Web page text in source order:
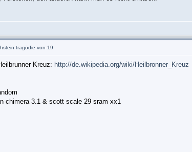
tragödie von 19
Kreuz: http://de.wikipedia.org/wiki/Heilbronner_Kreuz
chimera 3.1 & scott scale 29 sram xx1